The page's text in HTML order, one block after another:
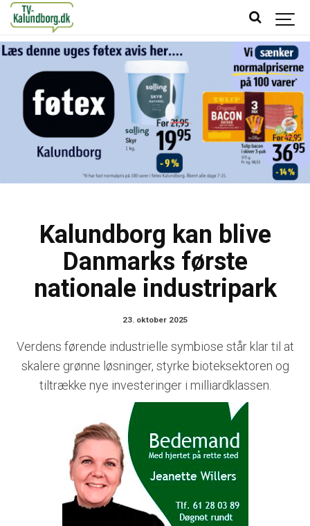
Kalundborg kan blive
Danmarks første
nationale industripark
23. oktober 2025
Verdens førende industrielle symbiose står klar til at
skalere grønne løsninger, styrke bioteksektoren og
tiltrække nye investeringer i milliardklassen.